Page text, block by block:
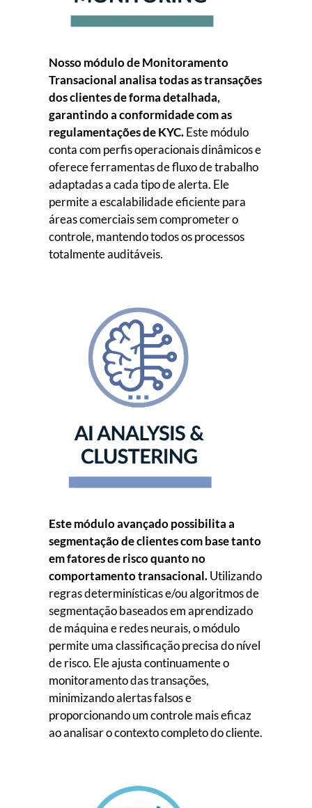
Nosso módulo de Monitoramento
Transacional analisa todas as transações
dos clientes de forma detalhada,
garantindo a conformidade com as
regulamentações de KYC.Este módulo
conta com perfis operacionais dinâmicos e
oferece ferramentas de fluxo de trabalho
adaptadas a cada tipo de alerta. Ele
permite a escalabilidade eficiente para
áreas comerciais sem comprometer o
controle, mantendo todos os processos
totalmente auditáveis.
Este módulo avançado possibilita a
segmentação de clientes com base tanto
em fatores de risco quanto no
comportamento transacional.Utilizando
regras determinísticas e/ou algoritmos de
segmentação baseados em aprendizado
de máquina e redes neurais, o módulo
permite uma classificação precisa do nível
de risco. Ele ajusta continuamente o
monitoramento das transações,
minimizando alertas falsos e
proporcionando um controle mais eficaz
ao analisar o contexto completo do cliente.